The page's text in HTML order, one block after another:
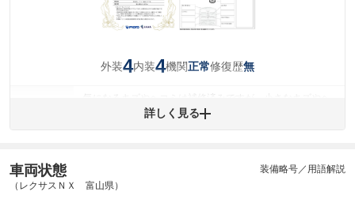
外装4内装4機関正常修復歴無
コミが残っています。
(内装状態)
機関 主要機関に不具合はありません。
詳しく見る
車両状態
（レクサスＮＸ 富山県）
装備略号／用語解説